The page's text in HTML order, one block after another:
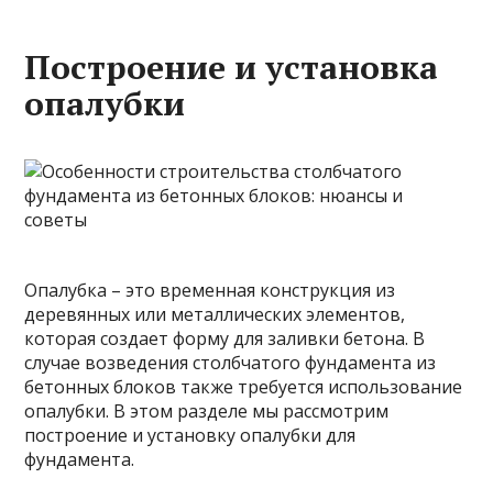
Построение и установка
опалубки
Опалубка – это временная конструкция из
деревянных или металлических элементов,
которая создает форму для заливки бетона. В
случае возведения столбчатого фундамента из
бетонных блоков также требуется использование
опалубки. В этом разделе мы рассмотрим
построение и установку опалубки для
фундамента.